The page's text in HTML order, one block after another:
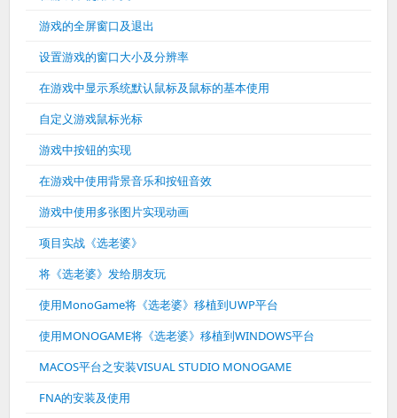
游戏的全屏窗口及退出
设置游戏的窗口大小及分辨率
在游戏中显示系统默认鼠标及鼠标的基本使用
自定义游戏鼠标光标
游戏中按钮的实现
在游戏中使用背景音乐和按钮音效
游戏中使用多张图片实现动画
项目实战《选老婆》
将《选老婆》发给朋友玩
使用MonoGame将《选老婆》移植到UWP平台
使用MONOGAME将《选老婆》移植到WINDOWS平台
MACOS平台之安装VISUAL STUDIO MONOGAME
FNA的安装及使用